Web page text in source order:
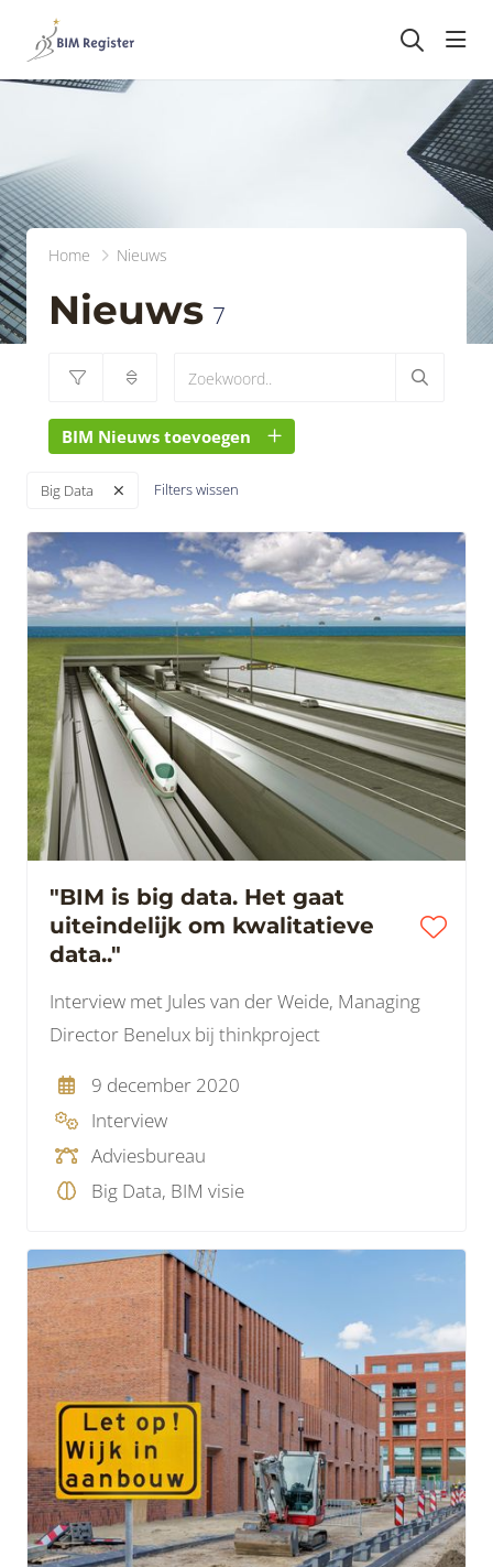
Home Nieuws
Nieuws 7
BIM Nieuws toevoegen
Big Data Filters wissen
"BIM is big data. Het gaat
uiteindelijk om kwalitatieve
data.."
Interview met Jules van der Weide, Managing
Director Benelux bij thinkproject
9 december 2020
Interview
Adviesbureau
Big Data, BIM visie